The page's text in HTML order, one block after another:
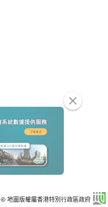
© 地圖版權屬香港特別行政區政府
clear